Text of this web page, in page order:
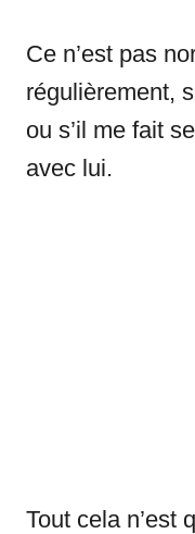
Ce n’est pas
régulièrement,
ou s’il me fait
avec lui.
Tout cela n’est